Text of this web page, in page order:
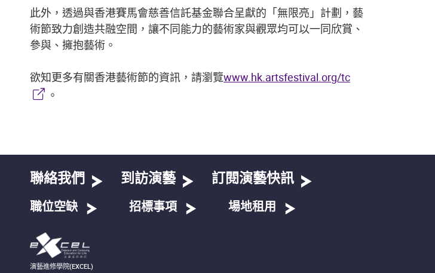
此外，透過與香港賽馬會慈善信託基金聯合呈獻的「無限亮」計劃，藝
術節致力創造共融空間，讓不同能力的藝術家與觀眾均可以一同欣賞、
參與、擁抱藝術。
欲知更多有關香港藝術節的資訊，請瀏覽www.hk.artsfestival.org/tc
。
聯絡我們 到訪演藝 訂閱演藝快訊
職位空缺 招標事項 場地租用
演藝進修學院(EXCEL)